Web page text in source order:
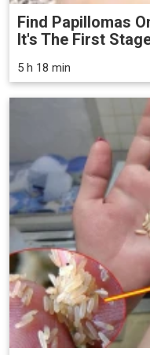
Find Papillomas
It's The First
5 h 18 min